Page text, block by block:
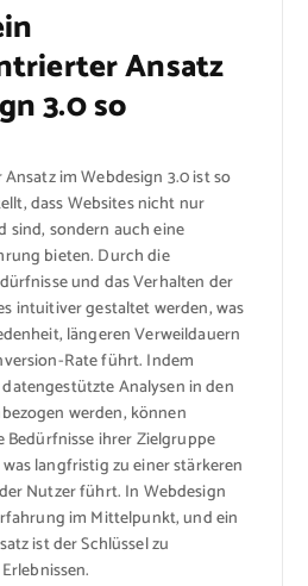
Ansatz
3.0 so
im Webdesign 3.0 ist so
dass Websites nicht nur
sind, sondern auch eine
bieten. Durch die
und das Verhalten der
intuitiver gestaltet werden, was
längeren Verweildauern
Rate führt. Indem
Analysen in den
werden, können
Bedürfnisse ihrer Zielgruppe
langfristig zu einer stärkeren
Nutzer führt. In Webdesign
im Mittelpunkt, und ein
ist der Schlüssel zu